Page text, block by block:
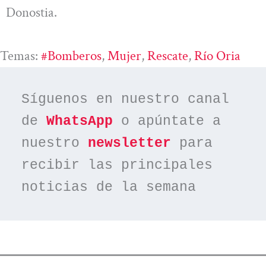
Donostia.
Temas: #bomberos, Mujer, Rescate, Río Oria
Síguenos en nuestro canal
de WhatsApp o apúntate a
nuestro newsletter para
recibir las principales
noticias de la semana